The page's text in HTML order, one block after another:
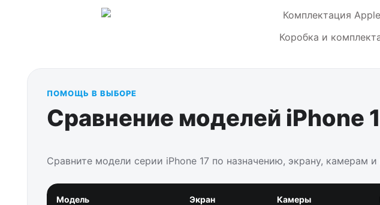
Коробка и
ПОМОЩЬ В ВЫБОРЕ
Сравнение моделей iPhone
Сравните модели серии iPhone 17 по назначению, экрану, камерам
Модель Экран Камеры